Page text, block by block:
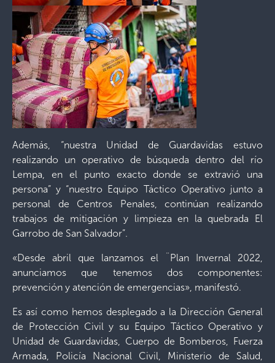
Además, “nuestra Unidad de Guardavidas estuvo
realizando un operativo de búsqueda dentro del río
Lempa, en el punto exacto donde se extravió una
persona” y “nuestro Equipo Táctico Operativo junto a
personal de Centros Penales, continúan realizando
trabajos de mitigación y limpieza en la quebrada El
Garrobo de San Salvador”.
«Desde abril que lanzamos el ¨Plan Invernal 2022,
anunciamos que tenemos dos componentes:
prevención y atención de emergencias», manifestó.
Es así como hemos desplegado a la Dirección General
de Protección Civil y su Equipo Táctico Operativo y
Unidad de Guardavidas, Cuerpo de Bomberos, Fuerza
Armada, Policía Nacional Civil, Ministerio de Salud,